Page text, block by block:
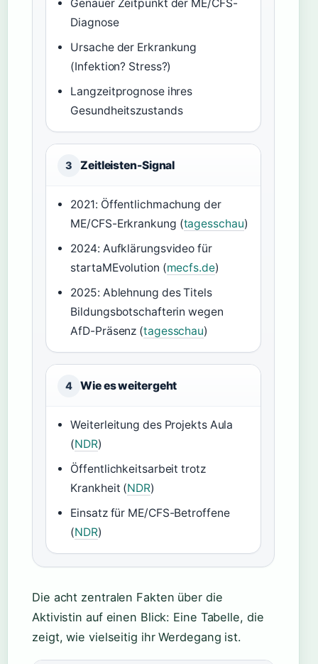
Genauer Zeitpunkt der ME/CFS-
Diagnose
Ursache der Erkrankung
(Infektion? Stress?)
Langzeitprognose ihres
Gesundheitszustands
3 Zeitleisten-Signal
2021: Öffentlichmachung der
ME/CFS-Erkrankung (tagesschau)
2024: Aufklärungsvideo für
startaMEvolution (mecfs.de)
2025: Ablehnung des Titels
Bildungsbotschafterin wegen
AfD-Präsenz (tagesschau)
4 Wie es weitergeht
Weiterleitung des Projekts Aula
(NDR)
Öffentlichkeitsarbeit trotz
Krankheit (NDR)
Einsatz für ME/CFS-Betroffene
(NDR)
Die acht zentralen Fakten über die
Aktivistin auf einen Blick: Eine Tabelle, die
zeigt, wie vielseitig ihr Werdegang ist.